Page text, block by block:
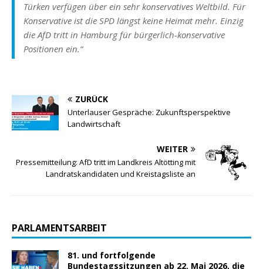
Türken verfügen über ein sehr konservatives Weltbild. Für
Konservative ist die SPD längst keine Heimat mehr. Einzig
die AfD tritt in Hamburg für bürgerlich-konservative
Positionen ein.“
ZURÜCK
Unterlauser Gespräche: Zukunftsperspektive
Landwirtschaft
WEITER
Pressemitteilung: AfD tritt im Landkreis Altötting mit
Landratskandidaten und Kreistagsliste an
PARLAMENTSARBEIT
81. und fortfolgende
Bundestagssitzungen ab 22. Mai 2026, die